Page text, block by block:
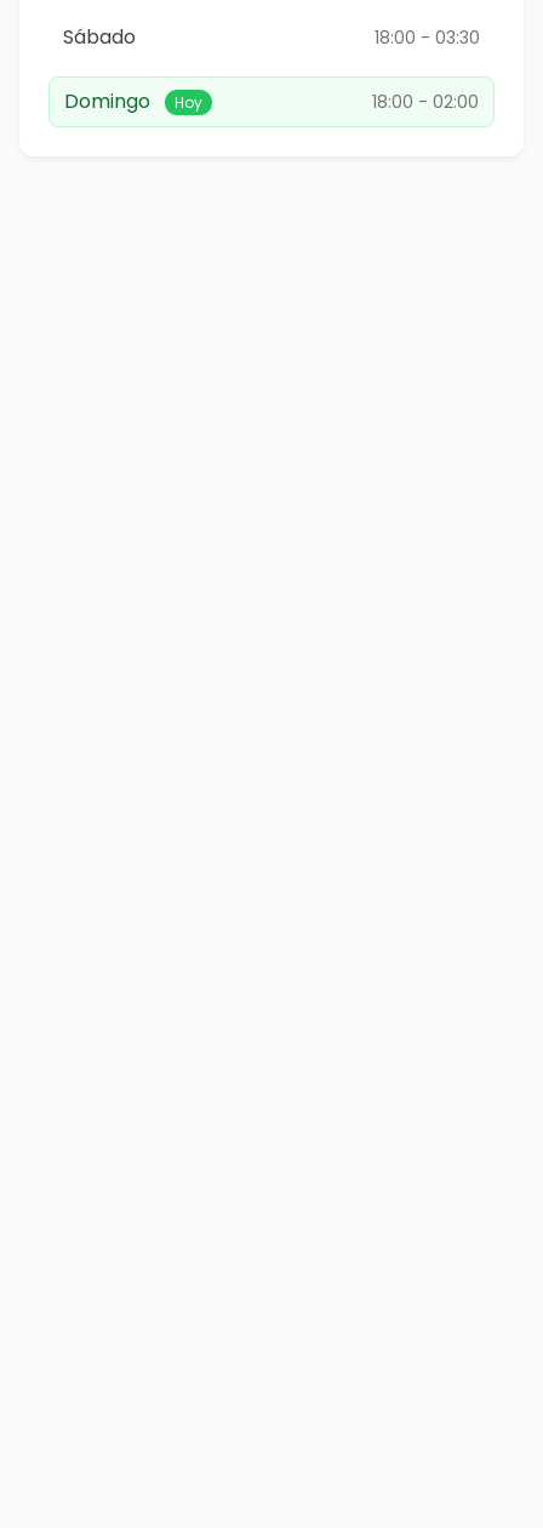
Sábado 18:00 - 03:30
Domingo Hoy 18:00 - 02:00